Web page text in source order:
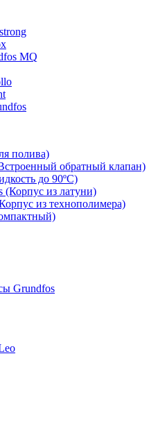
MQ
полива)
обратный клапан)
до 90ºC)
(Корпус из латуни)
из технополимера)
Grundfos